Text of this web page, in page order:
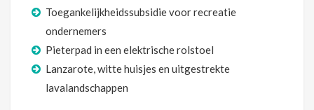
Toegankelijkheidssubsidie voor recreatie
ondernemers
Pieterpad in een elektrische rolstoel
Lanzarote, witte huisjes en uitgestrekte
lavalandschappen